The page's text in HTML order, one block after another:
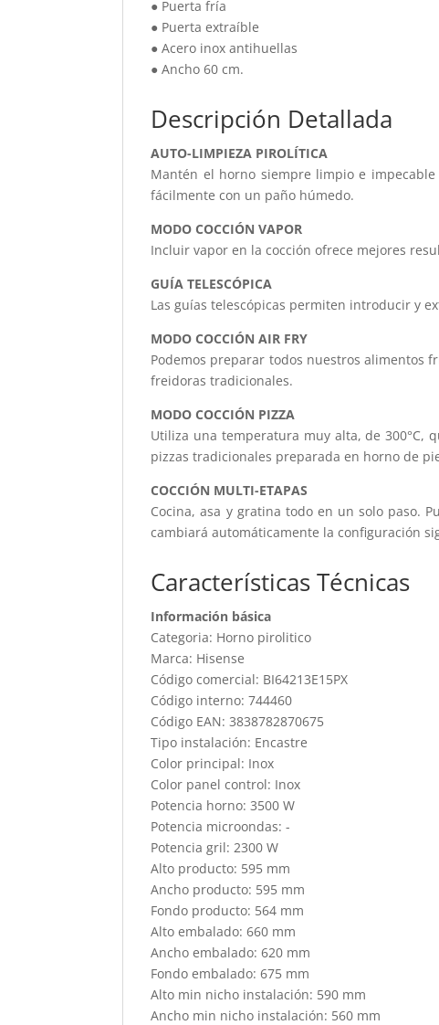
● Puerta fría
● Puerta extraíble
● Acero inox antihuellas
● Ancho 60 cm.
Descripción Detallada
AUTO-LIMPIEZA PIROLÍTICA
Mantén el horno siempre limpio e
fácilmente con un paño húmedo.
MODO COCCIÓN VAPOR
Incluir vapor en la cocción ofrece mejores
GUÍA TELESCÓPICA
Las guías telescópicas permiten introducir y
MODO COCCIÓN AIR FRY
Podemos preparar todos nuestros alimentos
freidoras tradicionales.
MODO COCCIÓN PIZZA
Utiliza una temperatura muy alta, de 300°C,
pizzas tradicionales preparada en horno de
COCCIÓN MULTI-ETAPAS
Cocina, asa y gratina todo en un solo paso.
cambiará automáticamente la configuración
Características Técnicas
Información básica
Categoria: Horno pirolitico
Marca: Hisense
Código comercial: BI64213E15PX
Código interno: 744460
Código EAN: 3838782870675
Tipo instalación: Encastre
Color principal: Inox
Color panel control: Inox
Potencia horno: 3500 W
Potencia microondas: -
Potencia gril: 2300 W
Alto producto: 595 mm
Ancho producto: 595 mm
Fondo producto: 564 mm
Alto embalado: 660 mm
Ancho embalado: 620 mm
Fondo embalado: 675 mm
Alto min nicho instalación: 590 mm
Ancho min nicho instalación: 560 mm